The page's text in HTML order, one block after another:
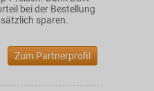
bei der Bestellung
sparen.
Zum Partnerprofil